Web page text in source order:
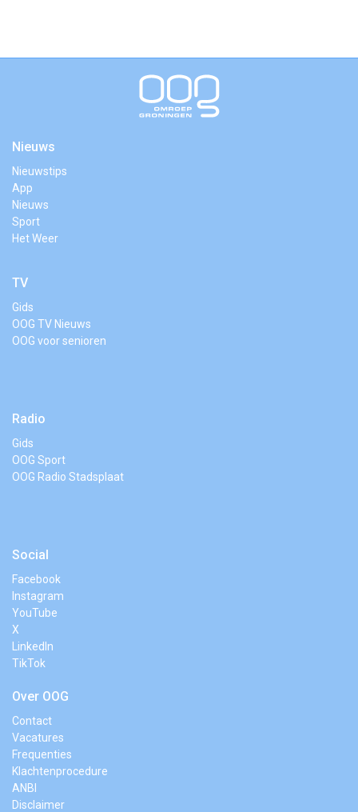
Nieuws
Nieuwstips
App
Nieuws
Sport
Het Weer
TV
Gids
OOG TV Nieuws
OOG voor senioren
Radio
Gids
OOG Sport
OOG Radio Stadsplaat
Social
Facebook
Instagram
YouTube
X
LinkedIn
TikTok
Over OOG
Contact
Vacatures
Frequenties
Klachtenprocedure
ANBI
Disclaimer